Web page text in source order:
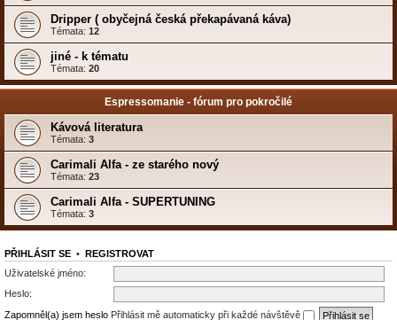
Dripper ( obyčejná česká překapávaná káva)
Témata: 12
jiné - k tématu
Témata: 20
Espressomanie - fórum pro pokročilé
Kávová literatura
Témata: 3
Carimali Alfa - ze starého nový
Témata: 23
Carimali Alfa - SUPERTUNING
Témata: 3
PŘIHLÁSIT SE • REGISTROVAT
Uživatelské jméno:
Heslo:
Zapomněl(a) jsem heslo Přihlásit mě automaticky při každé návštěvě